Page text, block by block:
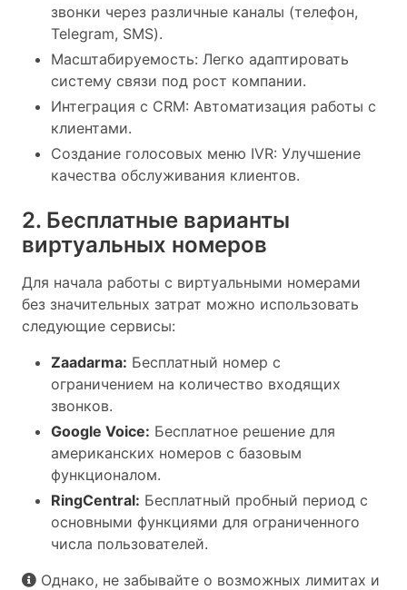
звонки через различные каналы (телефон,
Telegram, SMS).
Масштабируемость: Легко адаптировать
систему связи под рост компании.
Интеграция с CRM: Автоматизация работы с
клиентами.
Создание голосовых меню IVR: Улучшение
качества обслуживания клиентов.
2. Бесплатные варианты
виртуальных номеров
Для начала работы с виртуальными номерами
без значительных затрат можно использовать
следующие сервисы:
Zaadarma: Бесплатный номер с
ограничением на количество входящих
звонков.
Google Voice: Бесплатное решение для
американских номеров с базовым
функционалом.
RingCentral: Бесплатный пробный период с
основными функциями для ограниченного
числа пользователей.
Однако, не забывайте о возможных лимитах и